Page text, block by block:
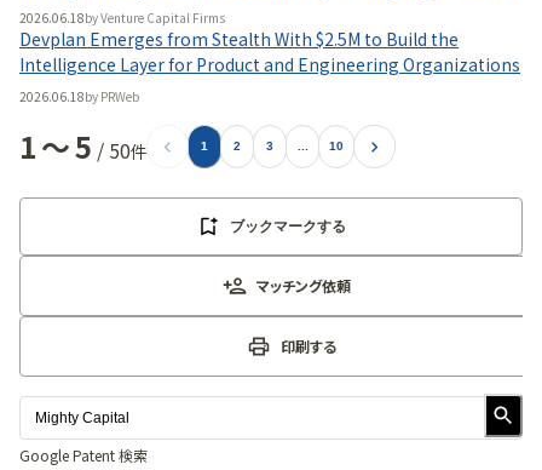
2026.06.18byVenture Capital Firms
Devplan Emerges from Stealth With $2.5M to Build the
Intelligence Layer for Product and Engineering Organizations
2026.06.18by PRWeb
1〜5 / 50件 1 2 3 ... 10
ブックマークする
マッチング依頼
印刷する
Google Patent 検索